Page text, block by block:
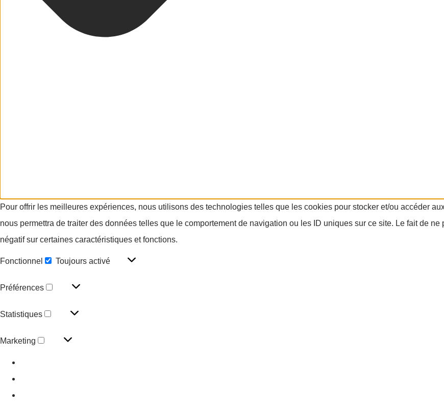
Pour offrir les meilleures expériences, nous utilisons des technologies telles que les cookies pour stocker et/ou accéder
nous permettra de traiter des données telles que le comportement de navigation ou les ID uniques sur ce site. Le fait de
négatif sur certaines caractéristiques et fonctions.
Fonctionnel Toujours activé
Préférences
Statistiques
Marketing